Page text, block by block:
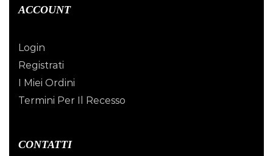
ACCOUNT
Login
Registrati
I Miei Ordini
Termini Per Il Recesso
CONTATTI